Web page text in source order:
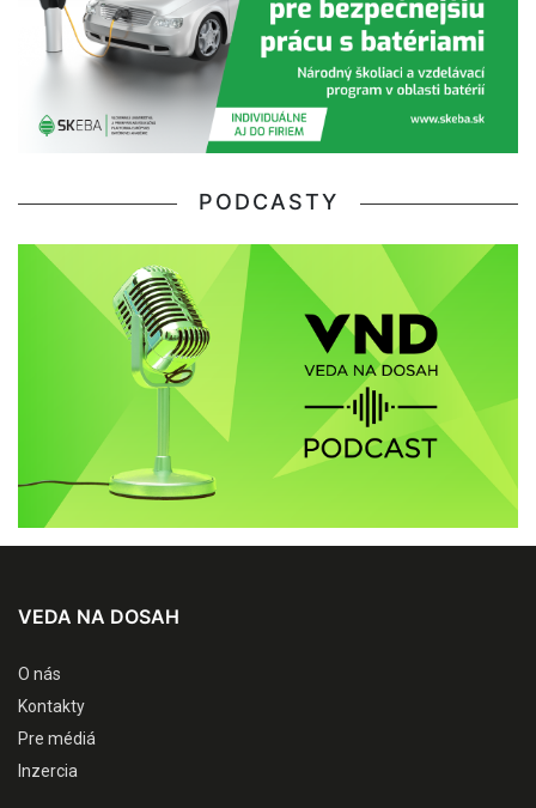
PODCASTY
VEDA NA DOSAH
O nás
Kontakty
Pre médiá
Inzercia